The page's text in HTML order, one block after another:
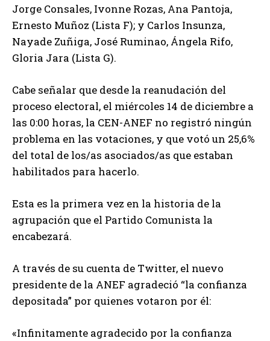
Jorge Consales, Ivonne Rozas, Ana Pantoja,
Ernesto Muñoz (Lista F); y Carlos Insunza,
Nayade Zuñiga, José Ruminao, Ángela Rifo,
Gloria Jara (Lista G).
Cabe señalar que desde la reanudación del
proceso electoral, el miércoles 14 de diciembre a
las 0:00 horas, la CEN-ANEF no registró ningún
problema en las votaciones, y que votó un 25,6%
del total de los/as asociados/as que estaban
habilitados para hacerlo.
Esta es la primera vez en la historia de la
agrupación que el Partido Comunista la
encabezará.
A través de su cuenta de Twitter, el nuevo
presidente de la ANEF agradeció “la confianza
depositada” por quienes votaron por él:
«Infinitamente agradecido por la confianza